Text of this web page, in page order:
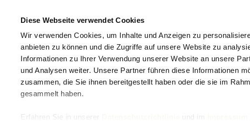
Diese Webseite verwendet Cookies
Wir verwenden Cookies, um Inhalte und Anzeigen zu
anbieten zu können und die Zugriffe auf unsere Website zu
Informationen zu Ihrer Verwendung unserer Website an unsere
und Analysen weiter. Unsere Partner führen diese Informationen
zusammen, die Sie ihnen bereitgestellt haben oder die sie im
gesammelt haben.
Erfahren Sie in unserer und im